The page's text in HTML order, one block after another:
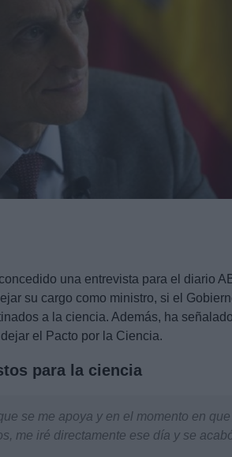
una entrevista para el diario
su cargo como ministro, si el
a la ciencia. Además, ha
el Pacto por la Ciencia.
para la ciencia
se me apoya y en el momento en
me iré directamente ese día y se